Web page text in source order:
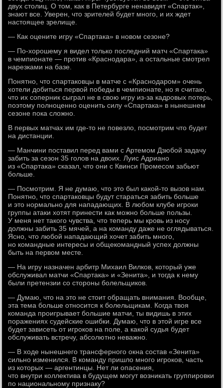
двух столиц. О том, как в Петербурге ненавидят «Спартак»,
знают все. Уверен, что зрителей будет много, и их ждет
настоящее зрелище.
— Как оцените игру «Спартака» в новом сезоне?
— По-хорошему я видел только последний матч «Спартака»
в чемпионате — против «Краснодара», а остальные смотрел
нарезками на базе.
Понятно, что спартаковцы в матче с «Краснодаром» очень
хотели добиться первой победы в чемпионате, но я считаю,
что их соперник сыграл не в свою игру из-за кадровых потерь,
поэтому полноценно оценить силу «Спартака» в нынешнем
сезоне пока сложно.
В первых матчах им где-то не повезло, посмотрим что будет
на дистанции.
— Манчини поставил перед вами с Артемом Дзюбой задачу
забить за сезон 35 голов на двоих. Луис Адриано
из «Спартака» сказал, что они с Квинси Промесом забьют
больше.
— Посмотрим. Я не думаю, что это был какой-то вызов нам.
Понятно, что спартаковцы будут стараться забить больше
и это нормально для нападающих. В любом клубе игроки
группы атаки хотят принести как можно больше пользы.
У меня нет такого чувства, что теперь мы кровь из носу
должны забить 35 мячей, а на команду даже не оглядываться.
Ясно, что любой нападающий хочет забить много,
но командные интересы и общекомандный успех должны
быть на первом месте.
— На игру назначен арбитр Михаил Вилков, который уже
обслуживал матчи «Спартака» и «Зенита», и тогда к нему
были претензии со стороны болельщиков.
— Думаю, что на это не стоит обращать внимания. Вообще,
эта тема больше относится к болельщикам. Когда твоя
команда проигрывает большие матчи, ты видишь в этих
поражениях судейские ошибки. Думаю, что в этой игре все
будет зависеть от игроков на поле, а какой судья будет
обслуживать встречу, абсолютно неважно.
— В ходе нынешнего трансферного окна состав «Зенита»
сильно изменился. В команду пришло много игроков, часть
из которых — аргентинцы. Нет ли опасения,
что внутри коллектива в будущем могут возникать группировки
по национальному признаку?